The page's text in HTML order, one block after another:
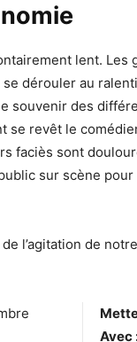
lent.
dérouler au
souvenir des
revêt le
faciès sont
sur scène
l’agitation de
Avec